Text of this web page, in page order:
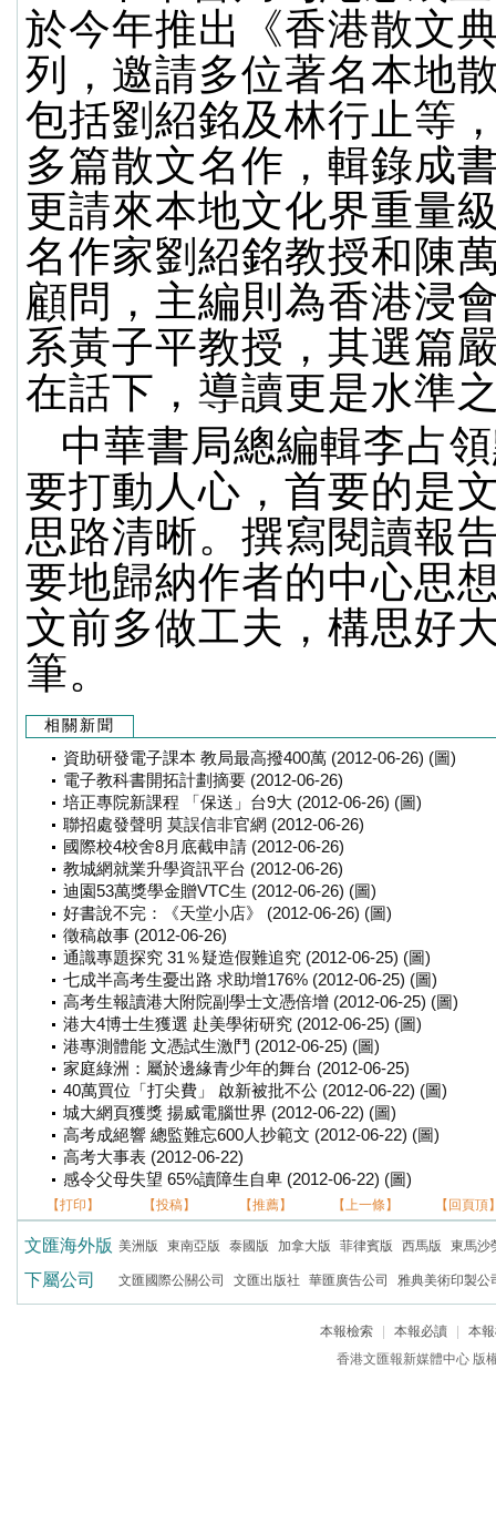
於今年推出《香港散文
列，邀請多位著名本地
包括劉紹銘及林行止等
多篇散文名作，輯錄成
更請來本地文化界重量
名作家劉紹銘教授和陳
顧問，主編則為香港浸
系黃子平教授，其選篇
在話下，導讀更是水準
中華書局總編輯李占
要打動人心，首要的是
思路清晰。撰寫閱讀報
要地歸納作者的中心思
文前多做工夫，構思好
筆。
相關新聞
資助研發電子課本 教局最高撥400萬 (2012-06-26) (圖)
電子教科書開拓計劃摘要 (2012-06-26)
培正專院新課程 「保送」台9大 (2012-06-26) (圖)
聯招處發聲明 莫誤信非官網 (2012-06-26)
國際校4校舍8月底截申請 (2012-06-26)
教城網就業升學資訊平台 (2012-06-26)
迪園53萬獎學金贈VTC生 (2012-06-26) (圖)
好書說不完：《天堂小店》 (2012-06-26) (圖)
徵稿啟事 (2012-06-26)
通識專題探究 31％疑造假難追究 (2012-06-25) (圖)
七成半高考生憂出路 求助增176% (2012-06-25) (圖)
高考生報讀港大附院副學士文憑倍增 (2012-06-25) (圖)
港大4博士生獲選 赴美學術研究 (2012-06-25) (圖)
港專測體能 文憑試生激鬥 (2012-06-25) (圖)
家庭綠洲：屬於邊緣青少年的舞台 (2012-06-25)
40萬買位「打尖費」 啟新被批不公 (2012-06-22) (圖)
城大網頁獲獎 揚威電腦世界 (2012-06-22) (圖)
高考成絕響 總監難忘600人抄範文 (2012-06-22) (圖)
高考大事表 (2012-06-22)
感令父母失望 65%讀障生自卑 (2012-06-22) (圖)
【打印】 【投稿】 【推薦】 【上一條】 【回頁頂
文匯海外版 美洲版 東南亞版 泰國版 加拿大版 菲律賓版 西馬版 東馬沙
下屬公司 文匯國際公關公司 文匯出版社 華匯廣告公司 雅典美術印製公
本報檢索 本報必讀
本
香港文匯報新媒體中心 版